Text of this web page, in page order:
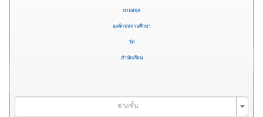
นามสกุล
องค์กร/สถานศึกษา
วัด
สำนักเรียน
ช่วงชั้น